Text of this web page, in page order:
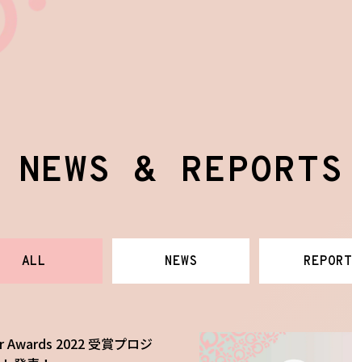
NEWS & REPORTS
ALL NEWS REPORT
Awards 2022 受賞プロジ